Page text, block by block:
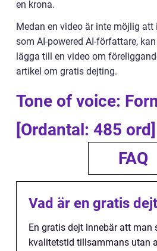
en krona.
Medan en video är inte möjlig
som AI-powered AI-författare,
lägga till en video om
artikel om gratis dejting.
Tone of voice:
[Ordantal: 485 ord]
FAQ
Vad är en gratis
En gratis dejt innebär att man
kvalitetstid tillsammans utan